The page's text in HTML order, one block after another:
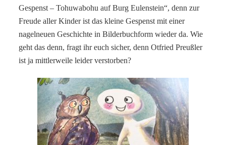
Gespenst – Tohuwabohu auf Burg Eulenstein“, denn zur
Freude aller Kinder ist das kleine Gespenst mit einer
nagelneuen Geschichte in Bilderbuchform wieder da. Wie
geht das denn, fragt ihr euch sicher, denn Otfried Preußler
ist ja mittlerweile leider verstorben?